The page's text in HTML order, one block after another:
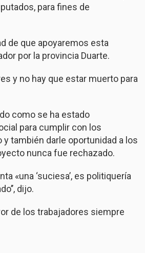
para fines de
de que apoyaremos esta
por la provincia Duarte.
y no hay que estar muerto para
como se ha estado
para cumplir con los
también darle oportunidad a los
nunca fue rechazado.
«una ‘suciesa’, es politiquería
dijo.
de los trabajadores siempre